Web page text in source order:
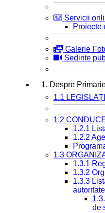
Servicii
Proiecte
Galerie
Sedinte
1. Despre
1.1
1.2
1.2.1
1.2.2
1.3
1.3.1
1.3.2
1.3.3
de